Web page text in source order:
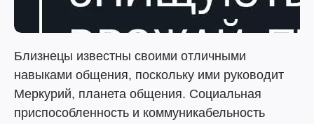
Близнецы известны своими отличными
навыками общения, поскольку ими руководит
Меркурий, планета общения. Социальная
приспособленность и коммуникабельность